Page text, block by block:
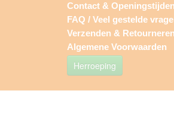
Contact & Openingstijden
FAQ / Veel gestelde
Verzenden & Retourneren
Algemene Voorwaarden
Herroeping